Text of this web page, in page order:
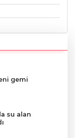
gemi
su alan